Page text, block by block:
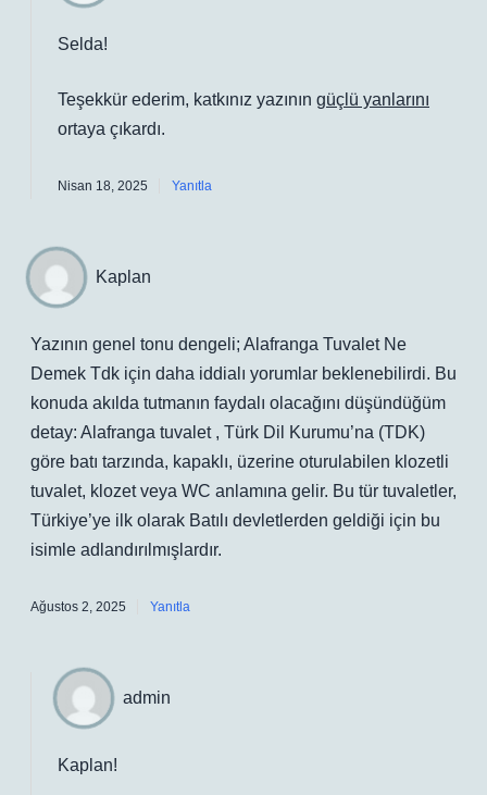
Selda!
Teşekkür ederim, katkınız yazının güçlü yanlarını
ortaya çıkardı.
Nisan 18, 2025 Yanıtla
Kaplan
Yazının genel tonu dengeli; Alafranga Tuvalet Ne
Demek Tdk için daha iddialı yorumlar beklenebilirdi. Bu
konuda akılda tutmanın faydalı olacağını düşündüğüm
detay: Alafranga tuvalet , Türk Dil Kurumu’na (TDK)
göre batı tarzında, kapaklı, üzerine oturulabilen klozetli
tuvalet, klozet veya WC anlamına gelir. Bu tür tuvaletler,
Türkiye’ye ilk olarak Batılı devletlerden geldiği için bu
isimle adlandırılmışlardır.
Ağustos 2, 2025 Yanıtla
admin
Kaplan!